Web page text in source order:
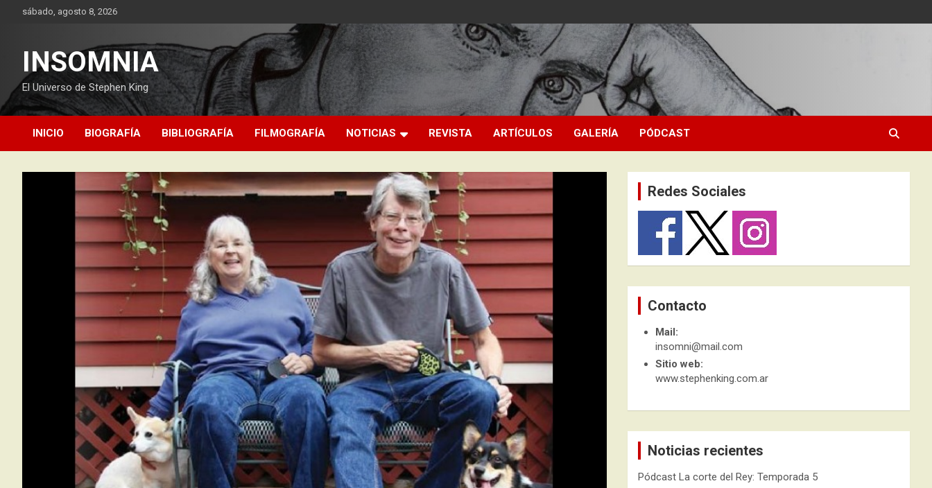
sábado, agosto 8, 2026
INSOMNIA
El Universo de Stephen King
INICIO BIOGRAFÍA BIBLIOGRAFÍA FILMOGRAFÍA NOTICIAS REVISTA ARTÍCULOS GALERÍA PÓDCAST
Redes Sociales
Contacto
Mail:
insomni@mail.com
Sitio web:
www.stephenking.com.ar
Noticias recientes
Pódcast La corte del Rey: Temporada 5